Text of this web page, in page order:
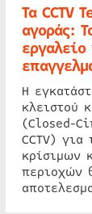
Τα CCTV
αγοράς:
Η
κλειστού
(Closed-
CCTV) για
κρίσιμων
περιοχών